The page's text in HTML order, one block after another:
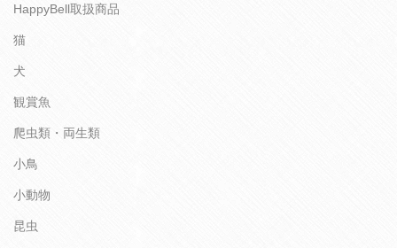
HappyBell取扱商品
猫
犬
観賞魚
爬虫類・両生類
小鳥
小動物
昆虫